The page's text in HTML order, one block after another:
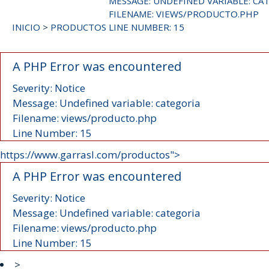
INICIO > PRODUCTOS
FILENAME: VIEWS/PRODUCTO.PHP
LINE NUMBER: 15
A PHP Error was encountered
Severity: Notice
Message: Undefined variable: categoria
Filename: views/producto.php
Line Number: 15
https://www.garrasl.com/productos">
A PHP Error was encountered
Severity: Notice
Message: Undefined variable: categoria
Filename: views/producto.php
Line Number: 15
>